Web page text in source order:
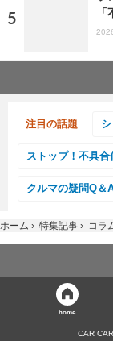
注目の話題
ストップ！不具
クルマの疑問Q＆
ホーム › 特集記事 › コラ
home
CAR